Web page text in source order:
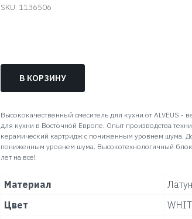
SKU: 1136506
В КОРЗИНУ
Высококачественный смеситель для кухни от ALVEUS -
для кухни в Восточной Европе. Опыт производства
керамический картридж с пониженным уровнем шума.
пониженным уровнем шума. Высокотехнологичный блок
лет на все!
Материал
Цвет